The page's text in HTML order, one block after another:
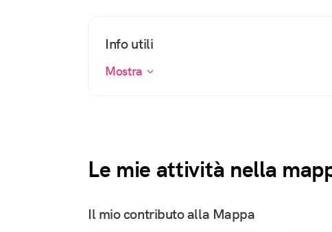
Info utili
Mostra
Le mie attività nella
Il mio contributo alla Mappa